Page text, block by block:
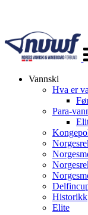
Vannski
Hva er
Para-
Historikk
Elite